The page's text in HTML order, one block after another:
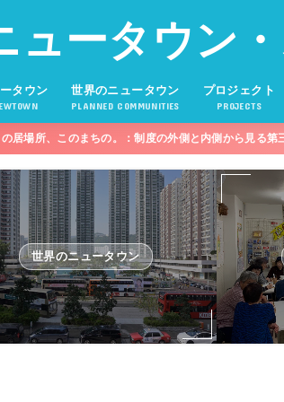
ュータウン
タウン 世界のニュータウン
PLANNED COMMUNITIES
プロジェクト
PROJECTS
の居場所、このまちの。：制度の外側と内側から見る
世界のニュータウン